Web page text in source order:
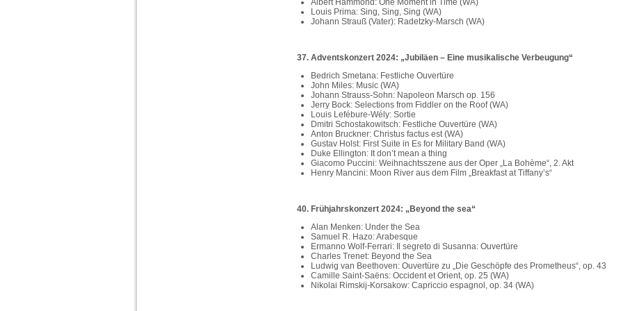
Albert Hammond: One Moment in Time (WA)
Louis Prima: Sing, Sing, Sing (WA)
Johann Strauß (Vater): Radetzky-Marsch (WA)
37. Adventskonzert 2024: „Jubiläen – Eine musikalische Verbeugung“
Bedrich Smetana: Festliche Ouvertüre
John Miles: Music (WA)
Johann Strauss-Sohn: Napoleon Marsch op. 156
Jerry Bock: Selections from Fiddler on the Roof (WA)
Louis Lefébure-Wély: Sortie
Dmitri Schostakowitsch: Festliche Ouvertüre (WA)
Anton Bruckner: Christus factus est (WA)
Gustav Holst: First Suite in Es for Military Band (WA)
Duke Ellington: It don’t mean a thing
Giacomo Puccini: Weihnachtsszene aus der Oper „La Bohème“, 2. Akt
Henry Mancini: Moon River aus dem Film „Breakfast at Tiffany’s“
40. Frühjahrskonzert 2024: „Beyond the sea“
Alan Menken: Under the Sea
Samuel R. Hazo: Arabesque
Ermanno Wolf-Ferrari: Il segreto di Susanna: Ouvertüre
Charles Trenet: Beyond the Sea
Ludwig van Beethoven: Ouvertüre zu „Die Geschöpfe des Prometheus“, op. 43
Camille Saint-Saëns: Occident et Orient, op. 25 (WA)
Nikolai Rimskij-Korsakow: Capriccio espagnol, op. 34 (WA)